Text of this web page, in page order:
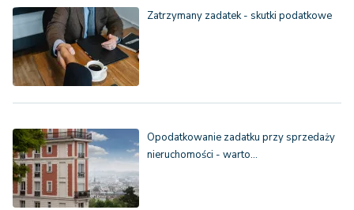
Zatrzymany zadatek - skutki podatkowe
Opodatkowanie zadatku przy sprzedaży
nieruchomości - warto…